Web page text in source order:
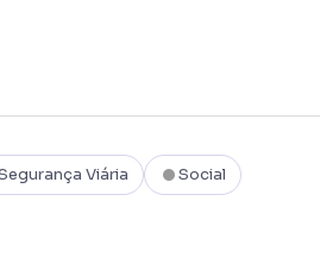
Viária Social